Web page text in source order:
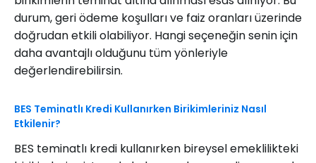
durum, geri ödeme koşulları ve faiz oranları üzerinde
doğrudan etkili olabiliyor. Hangi seçeneğin senin için
daha avantajlı olduğunu tüm yönleriyle
değerlendirebilirsin.
BES Teminatlı Kredi Kullanırken Birikimleriniz Nasıl
Etkilenir?
BES teminatlı kredi kullanırken bireysel emeklilikteki